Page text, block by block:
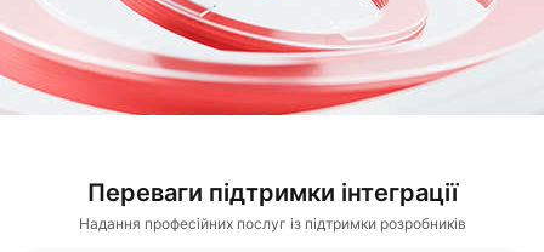
Переваги підтримки інтеграції
Надання професійних послуг із підтримки розробників